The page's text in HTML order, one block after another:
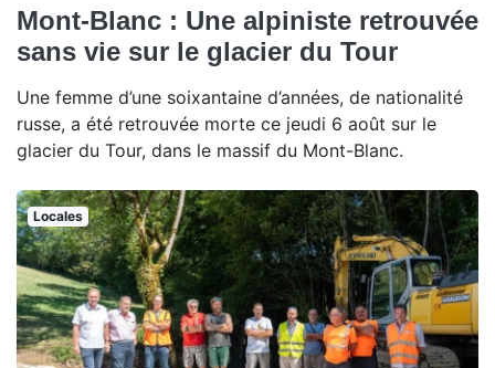
Mont-Blanc : Une alpiniste retrouvée
sans vie sur le glacier du Tour
Une femme d’une soixantaine d’années, de nationalité
russe, a été retrouvée morte ce jeudi 6 août sur le
glacier du Tour, dans le massif du Mont-Blanc.
Locales